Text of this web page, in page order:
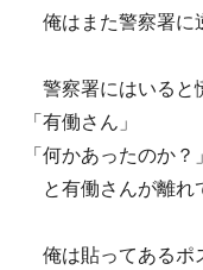
俺はまた警察署に
警察署にはいると
「有働さん」
「何かあったのか？」
と有働さんが離れ
俺は貼ってあるポ